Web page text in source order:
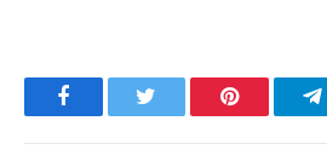
Facebook Pinterest